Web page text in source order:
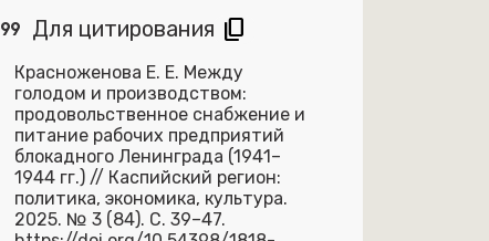
format_quote Для цитирования content_copy
Красноженова Е. Е. Между
голодом и производством:
продовольственное снабжение и
питание рабочих предприятий
блокадного Ленинграда (1941–
1944 гг.) // Каспийский регион:
политика, экономика, культура.
2025. № 3 (84). С. 39–47.